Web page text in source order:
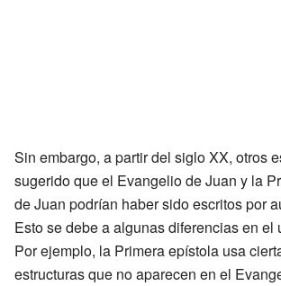
Sin embargo, a partir del siglo XX, otros
sugerido que el Evangelio de Juan y la
de Juan podrían haber sido escritos por
Esto se debe a algunas diferencias en el
Por ejemplo, la Primera epístola usa
estructuras que no aparecen en el